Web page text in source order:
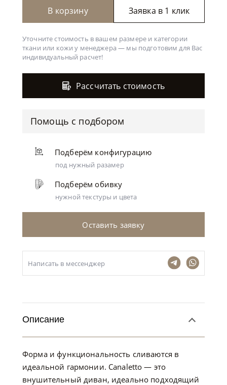
В корзину Заявка в 1 клик
Уточните стоимость в вашем размере и категории
ткани или кожи у менеджера — мы подготовим для Вас
индивидуальный расчет!
Рассчитать стоимость
Помощь с подбором
Подберём конфигурацию
под нужный разамер
Подберём обивку
нужной текстуры и цвета
Оставить заявку
Написать в мессенджер
Описание
Форма и функциональность сливаются в
идеальной гармонии. Canaletto — это
внушительный диван, идеально подходящий